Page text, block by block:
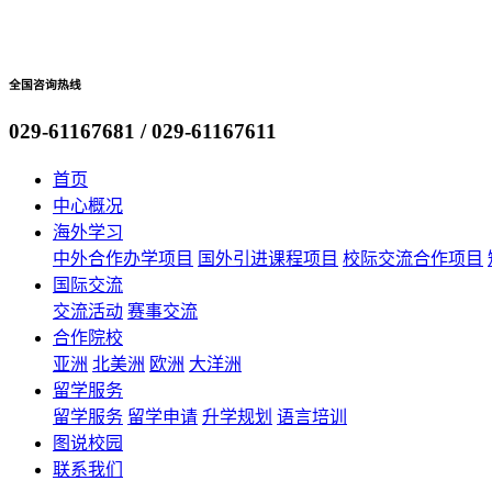
全国咨询热线
029-61167681 / 029-61167611
首页
中心概况
海外学习
中外合作办学项目 国外引进课程项目 校际交流合作项目
国际交流
交流活动 赛事交流
合作院校
亚洲 北美洲 欧洲 大洋洲
留学服务
留学服务 留学申请 升学规划 语言培训
图说校园
联系我们